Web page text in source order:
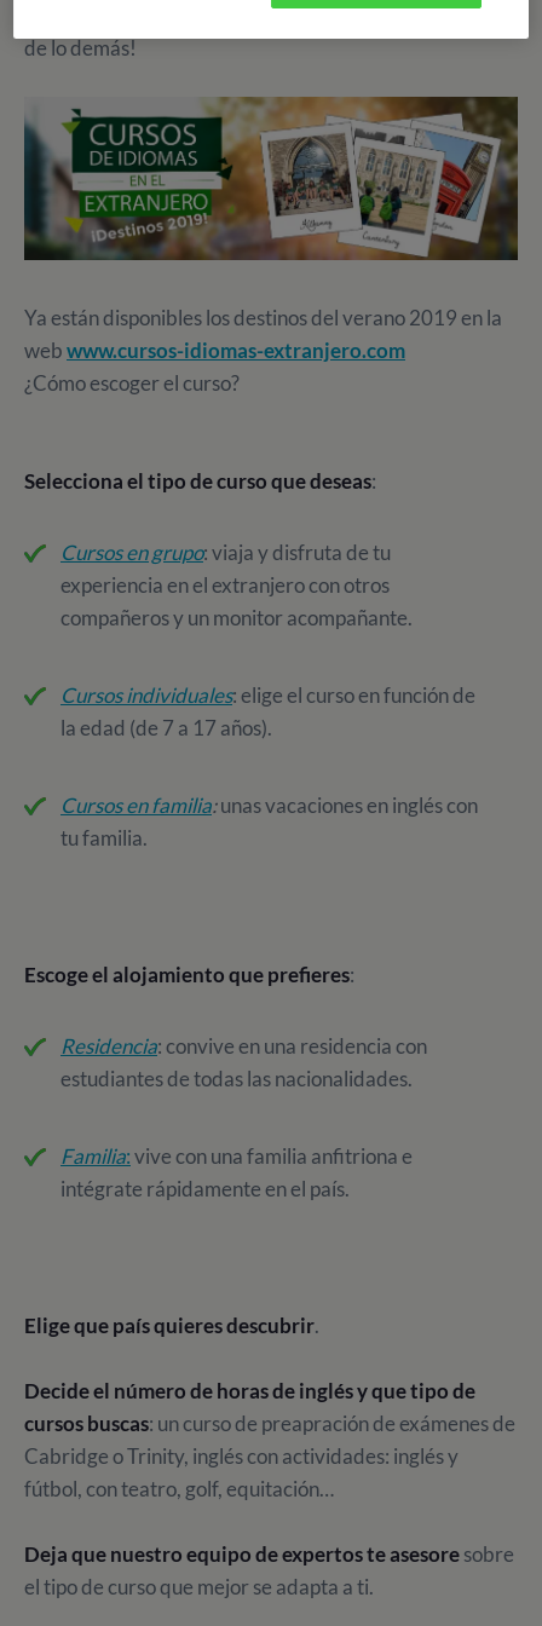
o no...¡y nosotros nos encargamos
de lo demás!
Ya están disponibles los destinos del verano 2019 en la
webwww.cursos-idiomas-extranjero.com
¿Cómo escoger el curso?
Selecciona el tipo de curso que deseas:
Cursos en grupo: viaja y disfruta de tu
experiencia en el extranjero con otros
compañeros y un monitor acompañante.
Cursos individuales: elige el curso en función de
la edad (de 7 a 17 años).
Cursos en familia:unas vacaciones en inglés con
tu familia.
Escoge el alojamiento que prefieres:
Residencia: convive en una residencia con
estudiantes de todas las nacionalidades.
Familia:vive con una familia anfitriona e
intégrate rápidamente en el país.
Elige que país quieres descubrir.
Decide el número de horas de inglés y que tipo de
cursos buscas: un curso de preapración de exámenes de
Cabridge o Trinity, inglés con actividades: inglés y
fútbol, con teatro, golf, equitación…
Deja que nuestro equipo de expertos te asesoresobre
el tipo de curso que mejor se adapta a ti.